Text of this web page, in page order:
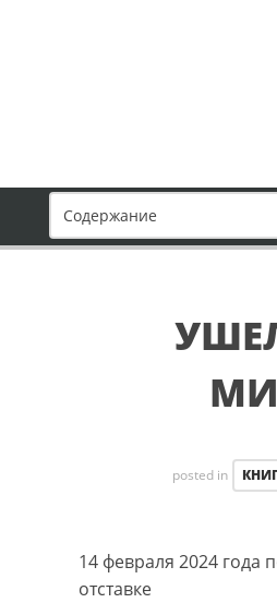
posted in
14 февраля 2024 года
отставке